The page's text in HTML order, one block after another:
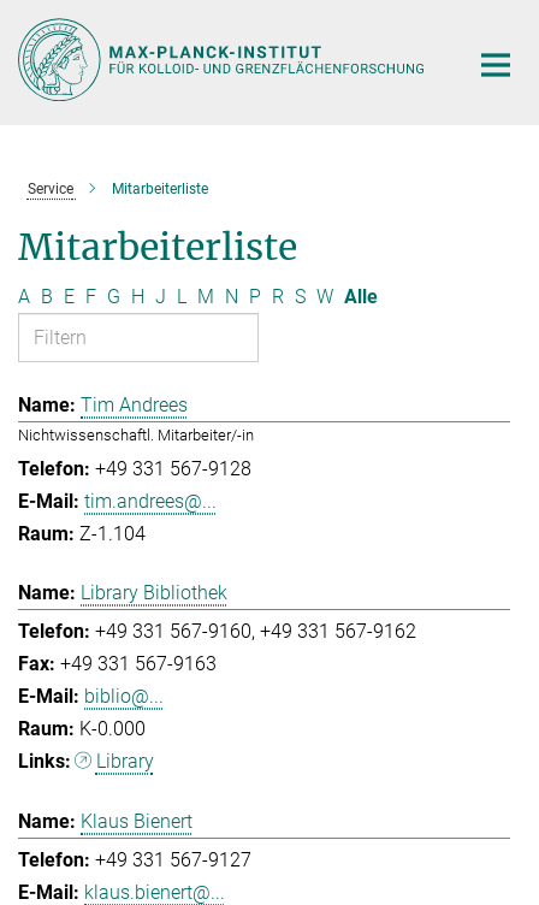
Hauptinhalt
Service Mitarbeiterliste
Mitarbeiterliste
A B E F G H J L M N P R S W Alle
Tim Andrees
Nichtwissenschaftl. Mitarbeiter/-in
+49 331 567-9128
tim.andrees@...
Z-1.104
Library Bibliothek
+49 331 567-9160 +49 331 567-9162
+49 331 567-9163
biblio@...
K-0.000
Library
Klaus Bienert
+49 331 567-9127
klaus.bienert@...